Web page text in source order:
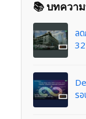
📚 บทควา
ล
ร